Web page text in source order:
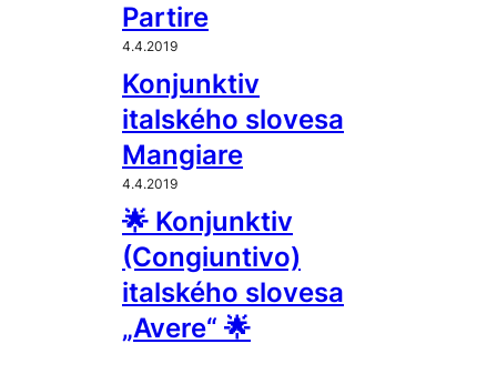
Partire
4.4.2019
Konjunktiv
italského slovesa
Mangiare
4.4.2019
🌟 Konjunktiv
(Congiuntivo)
italského slovesa
„Avere“ 🌟